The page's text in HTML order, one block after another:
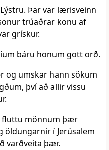
Þar var lærisveinn
trúaðrar konu af
grískur.
báru honum gott orð.
og umskar hann sökum
því að allir vissu
fluttu mönnum þær
öldungarnir í Jerúsalem
varðveita þær.